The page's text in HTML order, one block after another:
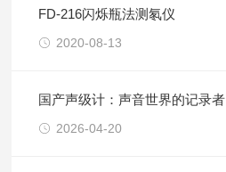
FD-216闪烁瓶法测氡仪
2020-08-13
国产声级计：声音世界的记录者
2026-04-20